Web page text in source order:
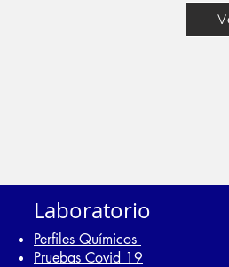
Laboratorio
Perfiles Químicos
Pruebas Covid 19